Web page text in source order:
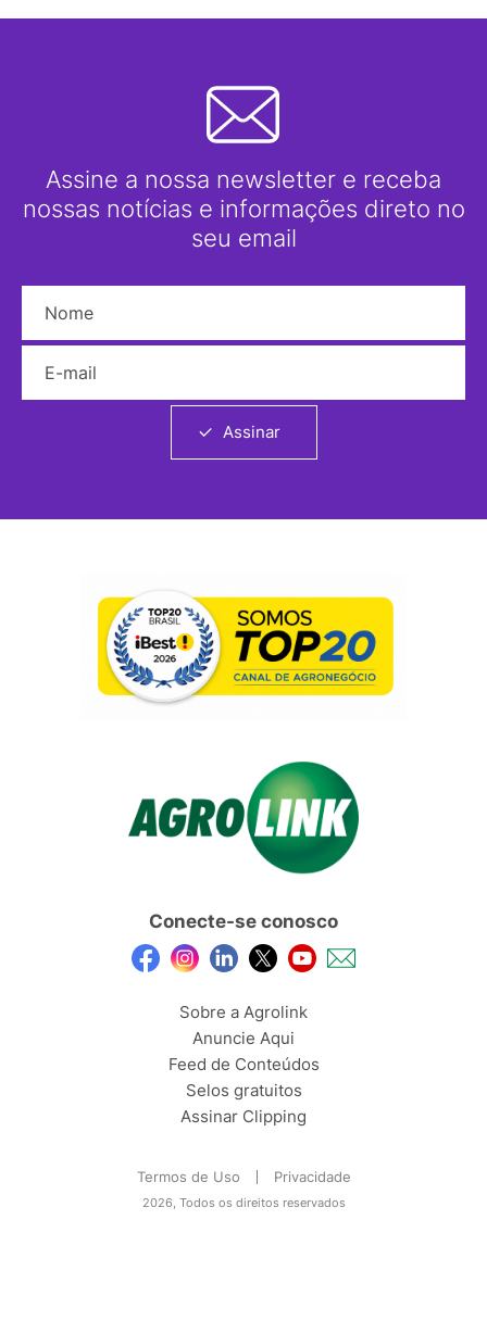
Assine a nossa newsletter e receba
nossas notícias e informações direto no
seu email
Assinar
Conecte-se conosco
Sobre a Agrolink
Anuncie Aqui
Feed de Conteúdos
Selos gratuitos
Assinar Clipping
Termos de Uso Privacidade
2026, Todos os direitos reservados